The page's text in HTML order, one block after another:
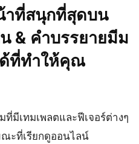
าที่สนุกที่สุดบน
& คำบรรยายมีม
ที่ทำให้คุณ
มีเทมเพลตและฟีเจอร์ต่างๆ
ะที่เรียกดูออนไลน์